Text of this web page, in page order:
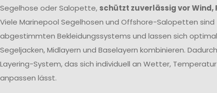
Segelhose oder Salopette, schützt zuverlässig vor Wind,
Viele Marinepool Segelhosen und Offshore-Salopetten sind
abgestimmten Bekleidungssystems und lassen sich
Segeljacken, Midlayern und Baselayern kombinieren.
Layering-System, das sich individuell an Wetter,
anpassen lässt.